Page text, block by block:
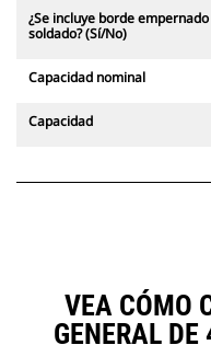
¿Se incluye borde
soldado? (Sí/No)
Capacidad nominal
Capacidad
VEA CÓMO
GENERAL